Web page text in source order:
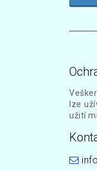
lze
užití